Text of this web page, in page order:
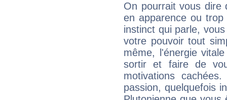
On pourrait vous dire
en apparence ou
instinct qui parle,
votre pouvoir tout
même, l'énergie
sortir et faire de
motivations
passion, quelquefois